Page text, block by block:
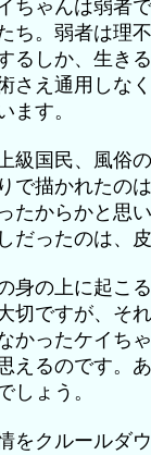
ちゃんは弱者
ち。弱者は理
るしか、生き
さえ通用しな
ます。
級国民、風俗
で描かれたの
たからかと思
だったのは、
身の上に起こ
切ですが、そ
かったケイち
えるのです。
しょう。
をクルールダ